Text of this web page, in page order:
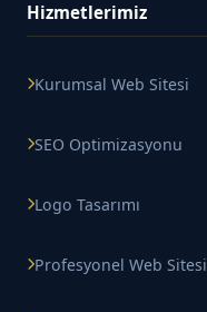
Hizmetlerimiz
Kurumsal Web Sitesi
SEO Optimizasyonu
Logo Tasarımı
Profesyonel Web Sitesi